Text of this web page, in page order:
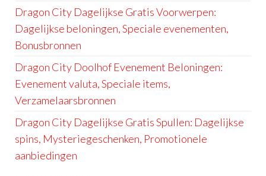
Dragon City Dagelijkse Gratis Voorwerpen:
Dagelijkse beloningen, Speciale evenementen,
Bonusbronnen
Dragon City Doolhof Evenement Beloningen:
Evenement valuta, Speciale items,
Verzamelaarsbronnen
Dragon City Dagelijkse Gratis Spullen: Dagelijkse
spins, Mysteriegeschenken, Promotionele
aanbiedingen